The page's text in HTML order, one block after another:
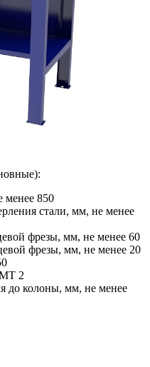
менее 850
стали, мм, не менее
фрезы, мм, не менее 60
фрезы, мм, не менее 20
2
до колоны, мм, не менее